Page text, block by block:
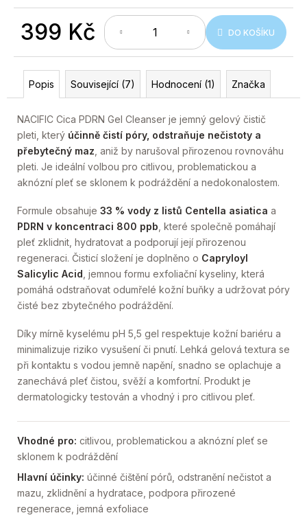
399 Kč DO KOŠÍKU
Popis Související (7) Hodnocení (1) Značka
NACIFIC Cica PDRN Gel Cleanser je jemný gelový čistič
pleti, který účinně čistí póry, odstraňuje nečistoty a
přebytečný maz , aniž by narušoval přirozenou rovnováhu
pleti. Je ideální volbou pro citlivou, problematickou a
aknózní pleť se sklonem k podráždění a nedokonalostem.
Formule obsahuje 33 % vody z listů Centella asiatica a
PDRN v koncentraci 800 ppb , které společně pomáhají
pleť zklidnit, hydratovat a podporují její přirozenou
regeneraci. Čisticí složení je doplněno o Capryloyl
Salicylic Acid , jemnou formu exfoliační kyseliny, která
pomáhá odstraňovat odumřelé kožní buňky a udržovat póry
čisté bez zbytečného podráždění.
Díky mírně kyselému pH 5,5 gel respektuje kožní bariéru a
minimalizuje riziko vysušení či pnutí. Lehká gelová textura se
při kontaktu s vodou jemně napění, snadno se oplachuje a
zanechává pleť čistou, svěží a komfortní. Produkt je
dermatologicky testován a vhodný i pro citlivou pleť.
Vhodné pro: citlivou, problematickou a aknózní pleť se
sklonem k podráždění
Hlavní účinky: účinné čištění pórů, odstranění nečistot a
mazu, zklidnění a hydratace, podpora přirozené
regenerace, jemná exfoliace